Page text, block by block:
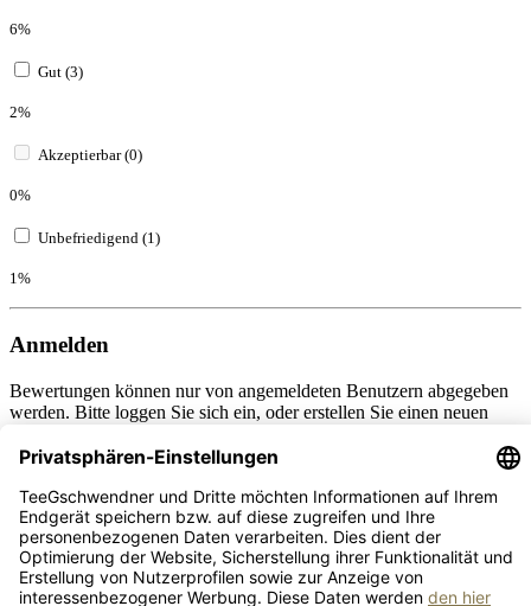
6%
Gut (3)
2%
Akzeptierbar (0)
0%
Unbefriedigend (1)
1%
Anmelden
Bewertungen können nur von angemeldeten Benutzern abgegeben
werden. Bitte loggen Sie sich ein, oder erstellen Sie einen neuen
Ihre E-Mail-Adresse
Ihr Passwort*
Ich habe mein Passwort vergessen.
Anmelden
Abbrechen
Bewertungen nur in der aktuellen Sprache anzeigen.